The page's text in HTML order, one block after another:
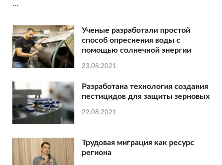
…
Ученые разработали простой
способ опреснения воды с
помощью солнечной энергии
23.08.2021
Разработана технология создания
пестицидов для защиты зерновых
22.08.2021
Трудовая миграция как ресурс
региона